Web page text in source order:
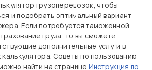
грузоперевозок, чтобы
и подобрать оптимальный вариант
Если потребуется таможенной
груза, то вы сможете
дополнительные услуги в
калькулятора. Советы по пользованию
найти на странице Инструкция по